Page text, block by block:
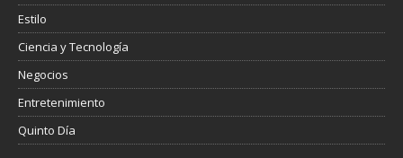
Estilo
Ciencia y Tecnología
Negocios
Entretenimiento
Quinto Día